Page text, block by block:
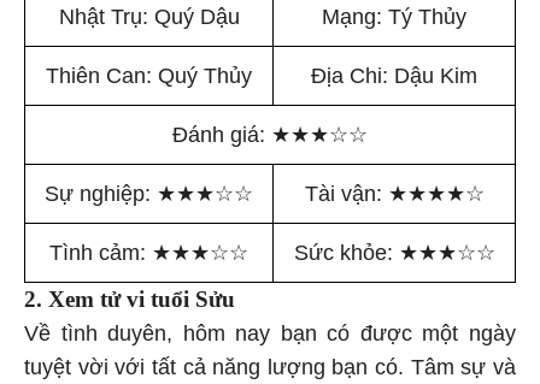
Nhật Trụ: Quý Dậu Mạng: Tý Thủy
Thiên Can: Quý Thủy Địa Chi: Dậu Kim
Đánh giá: ★★★☆☆
Sự nghiệp: ★★★☆☆ Tài vận: ★★★★☆
Tình cảm: ★★★☆☆ Sức khỏe: ★★★☆☆
2. Xem tử vi tuổi Sửu
Về tình duyên, hôm nay bạn có được một ngày
tuyệt vời với tất cả năng lượng bạn có. Tâm sự và